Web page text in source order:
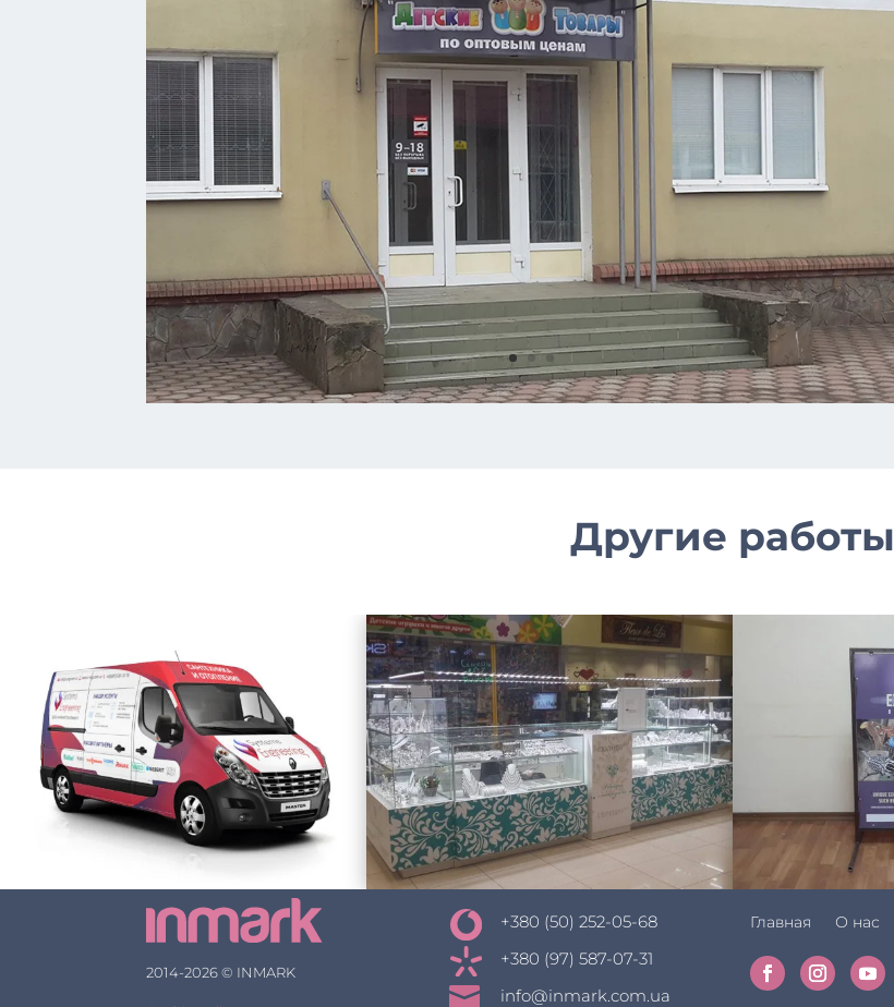
Другие работы
2014-2026 © INMARK
+380 (50) 252-05-68
+380 (97) 587-07-31
 info@inmark.com.ua
Главная О нас